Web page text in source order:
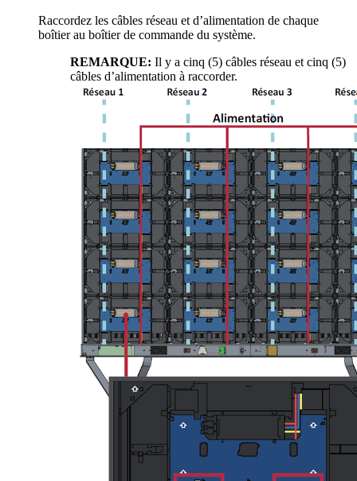
Raccordez les câbles réseau et d’alimentation de chaque
boîtier au boîtier de commande du système.
REMARQUE: Il y a cinq (5) câbles réseau et cinq (5)
câbles d’alimentation à raccorder.